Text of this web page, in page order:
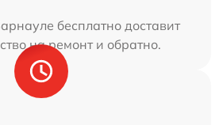
бесплатно доставит
на ремонт и обратно.